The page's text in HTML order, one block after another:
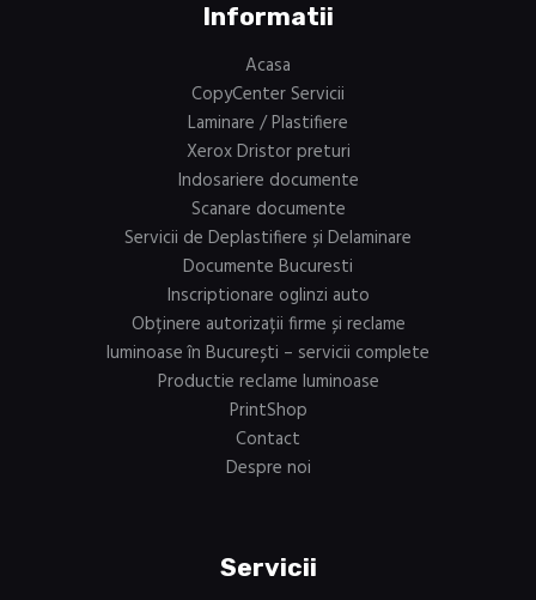
Informatii
Acasa
CopyCenter Servicii
Laminare / Plastifiere
Xerox Dristor preturi
Indosariere documente
Scanare documente
Servicii de Deplastifiere și Delaminare
Documente Bucuresti
Inscriptionare oglinzi auto
Obținere autorizații firme și reclame
luminoase în București – servicii complete
Productie reclame luminoase
PrintShop
Contact
Despre noi
Servicii